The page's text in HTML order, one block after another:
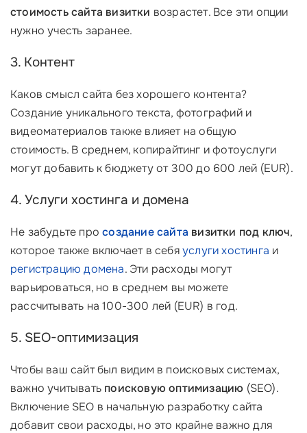
стоимость сайта визитки возрастет. Все эти опции
нужно учесть заранее.
3. Контент
Каков смысл сайта без хорошего контента?
Создание уникального текста, фотографий и
видеоматериалов также влияет на общую
стоимость. В среднем, копирайтинг и фотоуслуги
могут добавить к бюджету от 300 до 600 лей (EUR).
4. Услуги хостинга и домена
Не забудьте просоздание сайта визитки под ключ,
которое также включает в себяуслуги хостинга и
регистрацию домена. Эти расходы могут
варьироваться, но в среднем вы можете
рассчитывать на 100-300 лей (EUR) в год.
5. SEO-оптимизация
Чтобы ваш сайт был видим в поисковых системах,
важно учитывать поисковую оптимизацию (SEO).
Включение SEO в начальную разработку сайта
добавит свои расходы, но это крайне важно для